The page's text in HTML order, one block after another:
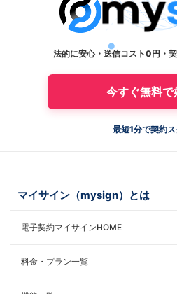
法的に安心・送信コスト0円・
今すぐ無料で
最短1分で契約ス
マイサイン（mysign）とは
電子契約マイサインHOME
料金・プラン一覧